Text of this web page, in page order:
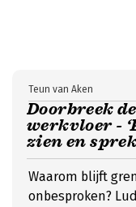
Doorbreek
werkvloer -
zien en
Teun van Aken
Waarom blijft
onbesproken?